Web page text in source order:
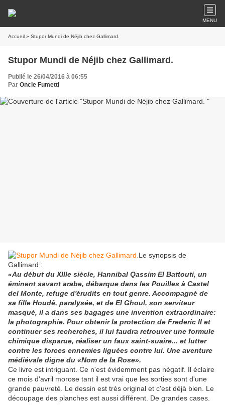
MENU
Accueil » Stupor Mundi de Néjib chez Gallimard.
Stupor Mundi de Néjib chez Gallimard.
Publié le 26/04/2016 à 06:55
Par Oncle Fumetti
Le synopsis de
Gallimard :
«Au début du XIIIe siècle, Hannibal Qassim El Battouti, un
éminent savant arabe, débarque dans les Pouilles à Castel
del Monte, refuge d'érudits en tout genre. Accompagné de
sa fille Houdê, paralysée, et de El Ghoul, son serviteur
masqué, il a dans ses bagages une invention extraordinaire:
la photographie. Pour obtenir la protection de Frederic II et
continuer ses recherches, il lui faudra retrouver une formule
chimique disparue, réaliser un faux saint-suaire... et lutter
contre les forces ennemies liguées contre lui. Une aventure
médiévale digne du «Nom de la Rose».
Ce livre est intriguant. Ce n'est évidemment pas négatif. Il éclaire
ce mois d'avril morose tant il est vrai que les sorties sont d'une
grande pauvreté. Le dessin est très original et c'est déjà bien. Le
découpage des planches est aussi différent. De grandes cases.